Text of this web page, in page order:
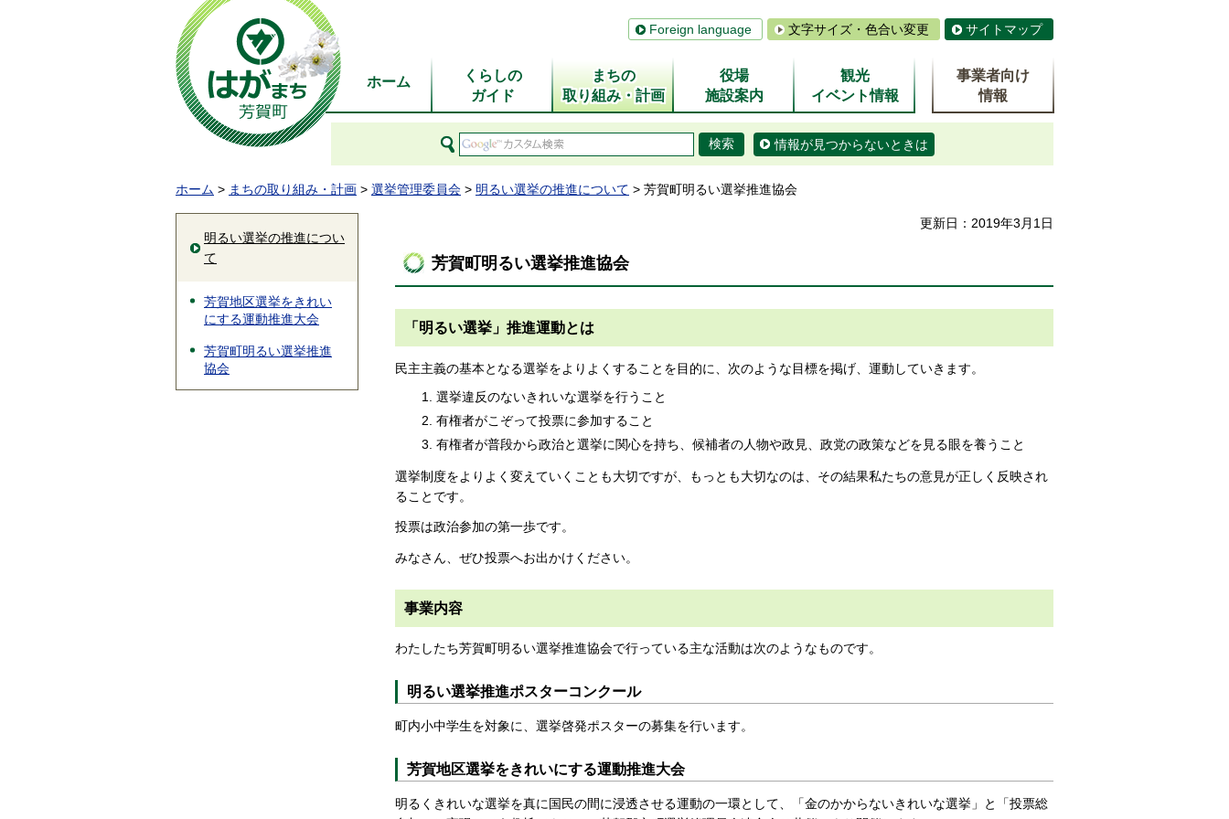
Foreign language 文字サイズ・色合い変更 サイトマップ
ホーム
くらしの
ガイド
まちの
取り組み・計画
役場
施設案内
観光
イベント情報
事業者向け
情報
情報が見つからないときは
ホーム > まちの取り組み・計画 > 選挙管理委員会 > 明るい選挙の推進について > 芳賀町明るい選挙推進協会
明るい選挙の推進につい
て
芳賀地区選挙をきれい
にする運動推進大会
芳賀町明るい選挙推進
協会
更新日：2019年3月1日
芳賀町明るい選挙推進協会
「明るい選挙」推進運動とは
民主主義の基本となる選挙をよりよくすることを目的に、次のような目標を掲げ、運動していきます。
選挙違反のないきれいな選挙を行うこと
有権者がこぞって投票に参加すること
有権者が普段から政治と選挙に関心を持ち、候補者の人物や政見、政党の政策などを見る眼を養うこと
選挙制度をよりよく変えていくことも大切ですが、もっとも大切なのは、その結果私たちの意見が正しく反映され
ることです。
投票は政治参加の第一歩です。
みなさん、ぜひ投票へお出かけください。
事業内容
わたしたち芳賀町明るい選挙推進協会で行っている主な活動は次のようなものです。
明るい選挙推進ポスターコンクール
町内小中学生を対象に、選挙啓発ポスターの募集を行います。
芳賀地区選挙をきれいにする運動推進大会
明るくきれいな選挙を真に国民の間に浸透させる運動の一環として、「金のかからないきれいな選挙」と「投票総